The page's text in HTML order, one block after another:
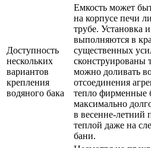
Доступность
нескольких
вариантов
крепления
водяного бака
Емкость может
на корпусе печи
трубе. Установка
выполняются в
существенных
сконструированы
можно доливать
отсоединения
тепло фирменные
максимально
в весенне-летний
теплой даже на
бани.